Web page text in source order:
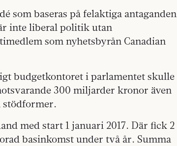
som baseras på felaktiga antaganden
inte liberal politik utan
som nyhetsbyrån Canadian
budgetkontoret i parlamentet skulle
300 miljarder kronor även
stödformer.
med start 1 januari 2017. Där fick 2
basinkomst under två år. Summa